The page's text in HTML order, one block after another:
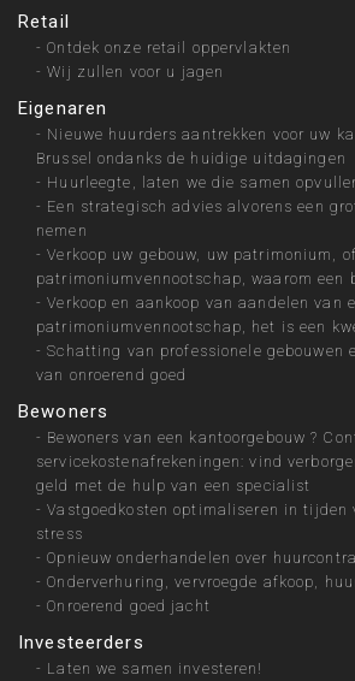
Retail
-Ontdek onze retail oppervlakten
-Wij zullen voor u jagen
Eigenaren
- Nieuwe huurders aantrekken voor uw
Brussel ondanks de huidige uitdagingen
- Huurleegte, laten we die samen
- Een strategisch advies alvorens een
nemen
-Verkoop uw gebouw, uw patrimonium,
patrimoniumvennootschap, waarom een
-Verkoop en aankoop van aandelen van
patrimoniumvennootschap, het is een
-Schatting van professionele gebouwen
van onroerend goed
Bewoners
- Bewoners van een kantoorgebouw ?
servicekostenafrekeningen: vind
geld met de hulp van een specialist
-Vastgoedkosten optimaliseren in tijden
stress
-Opnieuw onderhandelen over
-Onderverhuring, vervroegde afkoop,
-Onroerend goed jacht
Investeerders
- Laten we samen investeren!